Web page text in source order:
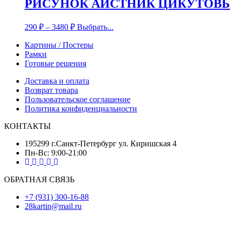
РИСУНОК АИСТНИК
290 ₽ – 3480 ₽ Выбрать...
Картины / Постеры
Рамки
Готовые решения
Доставка и оплата
Возврат товара
Пользовательское соглашение
Политика конфиденциальности
КОНТАКТЫ
195299 г.Санкт-Петербург ул. Киришская 4
Пн-Вс: 9:00-21:00
ОБРАТНАЯ СВЯЗЬ
+7 (931) 300-16-88
28kartin@mail.ru